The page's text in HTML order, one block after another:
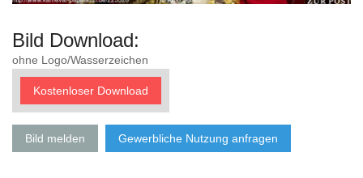
Bild Download:
ohne Logo/Wasserzeichen
Kostenloser Download
Bild melden Gewerbliche Nutzung anfragen